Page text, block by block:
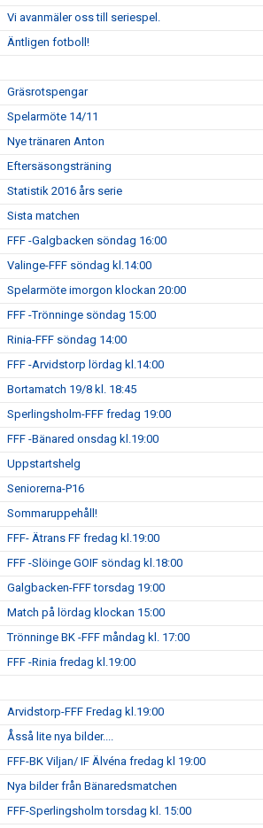
Vi avanmäler oss till seriespel.
Äntligen fotboll!
Gräsrotspengar
Spelarmöte 14/11
Nye tränaren Anton
Eftersäsongsträning
Statistik 2016 års serie
Sista matchen
FFF -Galgbacken söndag 16:00
Valinge-FFF söndag kl.14:00
Spelarmöte imorgon klockan 20:00
FFF -Trönninge söndag 15:00
Rinia-FFF söndag 14:00
FFF -Arvidstorp lördag kl.14:00
Bortamatch 19/8 kl. 18:45
Sperlingsholm-FFF fredag 19:00
FFF -Bänared onsdag kl.19:00
Uppstartshelg
Seniorerna-P16
Sommaruppehåll!
FFF- Ätrans FF fredag kl.19:00
FFF -Slöinge GOIF söndag kl.18:00
Galgbacken-FFF torsdag 19:00
Match på lördag klockan 15:00
Trönninge BK -FFF måndag kl. 17:00
FFF -Rinia fredag kl.19:00
Arvidstorp-FFF Fredag kl.19:00
Åsså lite nya bilder....
FFF-BK Viljan/ IF Älvéna fredag kl 19:00
Nya bilder från Bänaredsmatchen
FFF-Sperlingsholm torsdag kl. 15:00